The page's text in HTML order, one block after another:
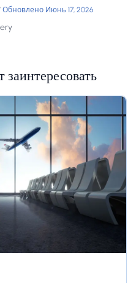
Обновлено Июнь 17, 2026